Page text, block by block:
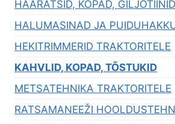
HAARATSID, KOPAD, GILJOTIINID
HALUMASINAD JA
HEKITRIMMERID TRAKTORITELE
KAHVLID, KOPAD, TÕSTUKID
METSATEHNIKA TRAKTORITELE
RATSAMANEEŽI